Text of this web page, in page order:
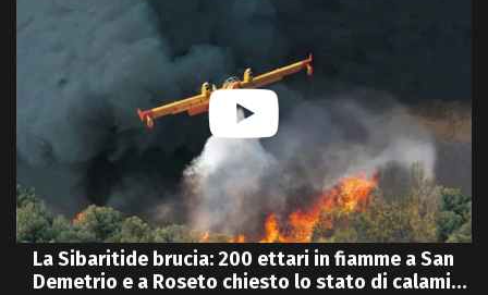
La Sibaritide brucia: 200 ettari in fiamme a San
Demetrio e a Roseto chiesto lo stato di calamità